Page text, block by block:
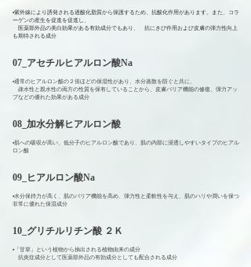
▪️紫外線により誘発される過酸化脂質から保護するため、抗酸化作用があります。また、コラ
ーゲンの産生を促進を促進し、
医薬部外品の美白効果がある有効成分でもあり、 抗にきび作用および皮膚の弾力性向上
も期待される成分
07_アセチルヒアルロン酸Na
▪️通常のヒアルロン酸の２倍ほどの保湿性があり、水分蒸散を防ぐと共に、
疎水性と親水性の両方の性質を保有していることから、皮膚バリア機能の修復、弾力アッ
プなどの優れた効果がある成分
08_加水分解ヒアルロン酸
▪️肌への吸収が高い、低分子のヒアルロン酸であり、肌の内部に浸透しやすいタイプのヒアル
ロン酸
09_ヒアルロン酸Na
▪️水分保持力が高く、肌のバリア機能を高め、弾力性と柔軟性を与え、肌のハリや潤いを保つ
非常に優れた保湿成分
10_グリチルリチン酸 ２Ｋ
▪️「甘草」という植物から抽出される植物由来の成分
抗炎症成分として医薬部外品の有効成分としても配合される成分